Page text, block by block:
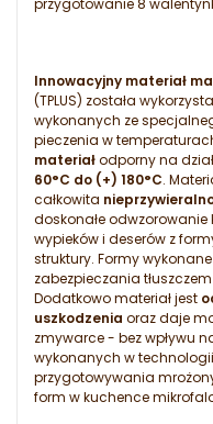
przygotowanie 8
Innowacyjny materiał
(TPLUS) została
wykonanych ze
pieczenia w
materiałodporny na
60°C do (+) 180°C.
całkowita
doskonałe odwzorowanie
wypieków i deserów z
struktury. Formy
zabezpieczania
Dodatkowo materiał jest
uszkodzenia oraz daje
zmywarce - bez wpływu
wykonanych w
przygotowywania
form w kuchence